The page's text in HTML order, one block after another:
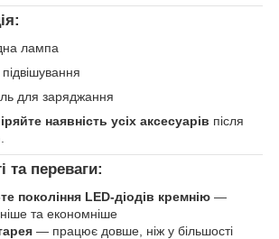
лампа
для заряджання
наявність усіх аксесуарів після
та переваги:
покоління LED-діодів кремнію —
та економніше
— працює довше, ніж у більшості